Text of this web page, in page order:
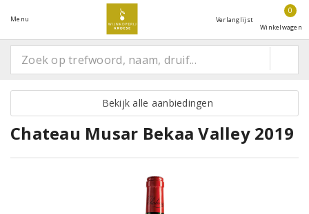
Menu Verlanglijst
0
Winkelwagen
Bekijk alle aanbiedingen
Chateau Musar Bekaa Valley 2019